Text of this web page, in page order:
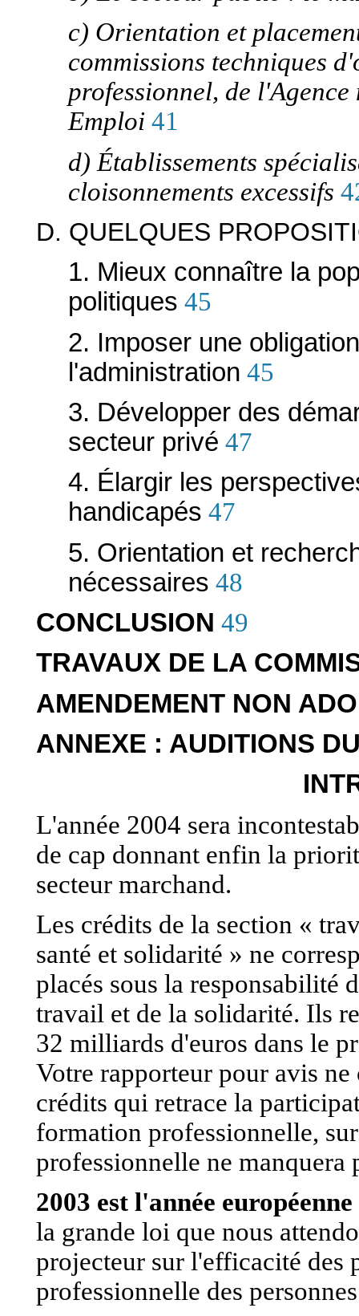
c) Orientation et
commissions techniques
professionnel, de
Emploi 41
d) Établissements
cloisonnements excessifs
D. QUELQUES
1. Mieux connaître la
politiques 45
2. Imposer une
l'administration 45
3. Développer des
secteur privé 47
4. Élargir les
handicapés 47
5. Orientation et
nécessaires 48
CONCLUSION 49
TRAVAUX DE LA
AMENDEMENT NON
ANNEXE : AUDITIONS
L'année 2004 sera
de cap donnant enfin la
secteur marchand.
Les crédits de la section «
santé et solidarité » ne
placés sous la responsabilité
travail et de la solidarité. Ils
32 milliards d'euros dans le
Votre rapporteur pour avis
crédits qui retrace la
formation professionnelle,
professionnelle ne manquera
2003 est l'année
la grande loi que nous
projecteur sur l'efficacité des
professionnelle des